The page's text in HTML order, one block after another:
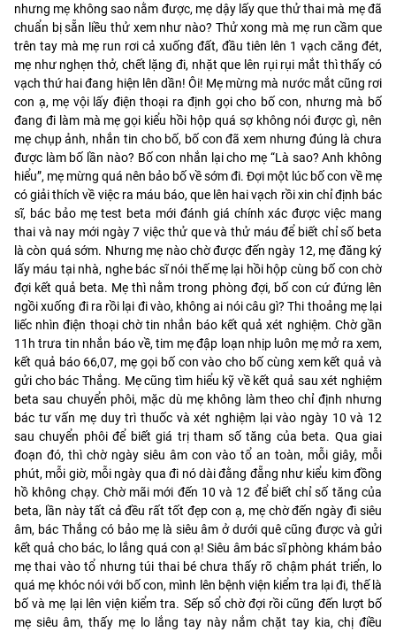
nhưng mẹ không sao nằm được, mẹ dậy lấy que thử thai mà mẹ đã
chuẩn bị sẵn liều thử xem như nào? Thử xong mà mẹ run cầm que
trên tay mà mẹ run rơi cả xuống đất, đầu tiên lên 1 vạch căng đét,
mẹ như nghẹn thở, chết lặng đi, nhặt que lên rụi rụi mắt thì thấy có
vạch thứ hai đang hiện lên dần! Ôi! Mẹ mừng mà nước mắt cũng rơi
con ạ, mẹ vội lấy điện thoại ra định gọi cho bố con, nhưng mà bố
đang đi làm mà mẹ gọi kiểu hồi hộp quá sợ không nói được gì, nên
mẹ chụp ảnh, nhắn tin cho bố, bố con đã xem nhưng đúng là chưa
được làm bố lần nào? Bố con nhắn lại cho mẹ “Là sao? Anh không
hiểu”, mẹ mừng quá nên bảo bố về sớm đi. Đợi một lúc bố con về mẹ
có giải thích về việc ra máu báo, que lên hai vạch rồi xin chỉ định bác
sĩ, bác bảo mẹ test beta mới đánh giá chính xác được việc mang
thai và nay mới ngày 7 việc thử que và thử máu để biết chỉ số beta
là còn quá sớm. Nhưng mẹ nào chờ được đến ngày 12, mẹ đăng ký
lấy máu tại nhà, nghe bác sĩ nói thế mẹ lại hồi hộp cùng bố con chờ
đợi kết quả beta. Mẹ thì nằm trong phòng đợi, bố con cứ đứng lên
ngồi xuống đi ra rồi lại đi vào, không ai nói câu gì? Thi thoảng mẹ lại
liếc nhìn điện thoại chờ tin nhắn báo kết quả xét nghiệm. Chờ gần
11h trưa tin nhắn báo về, tim mẹ đập loạn nhịp luôn mẹ mở ra xem,
kết quả báo 66,07, mẹ gọi bố con vào cho bố cùng xem kết quả và
gửi cho bác Thắng. Mẹ cũng tìm hiểu kỹ về kết quả sau xét nghiệm
beta sau chuyển phôi, mặc dù mẹ không làm theo chỉ định nhưng
bác tư vấn mẹ duy trì thuốc và xét nghiệm lại vào ngày 10 và 12
sau chuyển phôi để biết giá trị tham số tăng của beta. Qua giai
đoạn đó, thì chờ ngày siêu âm con vào tổ an toàn, mỗi giây, mỗi
phút, mỗi giờ, mỗi ngày qua đi nó dài đằng đẵng như kiểu kim đồng
hồ không chạy. Chờ mãi mới đến 10 và 12 để biết chỉ số tăng của
beta, lần này tất cả đều rất tốt đẹp con ạ, mẹ chờ đến ngày đi siêu
âm, bác Thắng có bảo mẹ là siêu âm ở dưới quê cũng được và gửi
kết quả cho bác, lo lắng quá con ạ! Siêu âm bác sĩ phòng khám bảo
mẹ thai vào tổ nhưng túi thai bé chưa thấy rõ chậm phát triển, lo
quá mẹ khóc nói với bố con, mình lên bệnh viện kiểm tra lại đi, thế là
bố và mẹ lại lên viện kiểm tra. Sếp sổ chờ đợi rồi cũng đến lượt bố
mẹ siêu âm, thấy mẹ lo lắng tay này nắm chặt tay kia, chị điều